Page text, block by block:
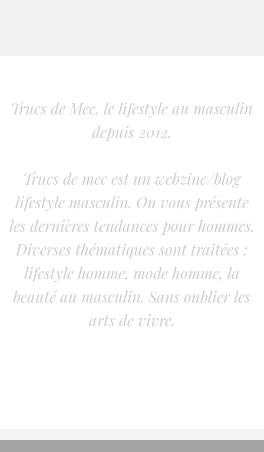
Trucs de Mec, le lifestyle au masculin
depuis 2012.
Trucs de mec est un webzine/blog
lifestyle masculin. On vous présente
les dernières tendances pour hommes.
Diverses thématiques sont traitées :
lifestyle homme, mode homme, la
beauté au masculin. Sans oublier les
arts de vivre.